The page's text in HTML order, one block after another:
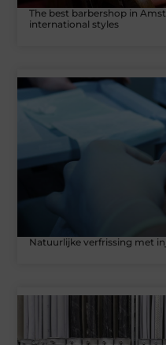
The best barbershop in
international styles
Natuurlijke verfrissing met